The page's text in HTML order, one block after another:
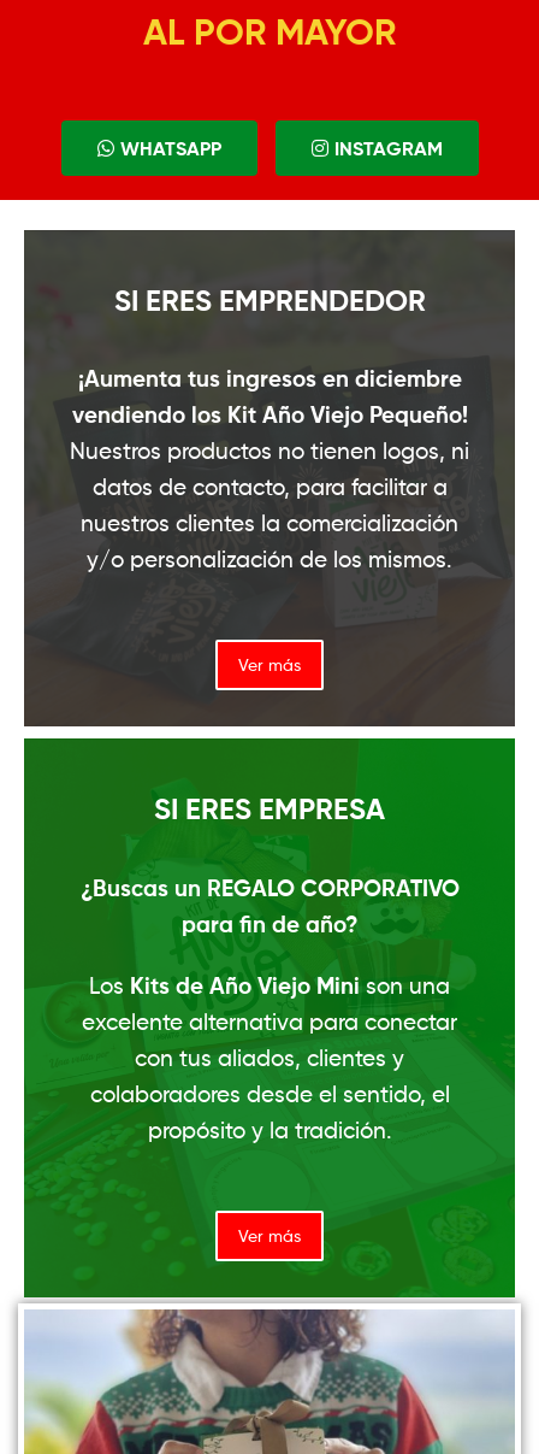
AL POR MAYOR
WHATSAPP INSTAGRAM
SI ERES EMPRENDEDOR
¡Aumenta tus ingresos en diciembre
vendiendo los Kit Año Viejo Pequeño!
Nuestros productos no tienen logos, ni
datos de contacto, para facilitar a
nuestros clientes la comercialización
y/o personalización de los mismos.
Ver más
SI ERES EMPRESA
¿Buscas un REGALO CORPORATIVO
para fin de año?
Los Kits de Año Viejo Minison una
excelente alternativa para conectar
con tus aliados, clientes y
colaboradores desde el sentido, el
propósito y la tradición.
Ver más